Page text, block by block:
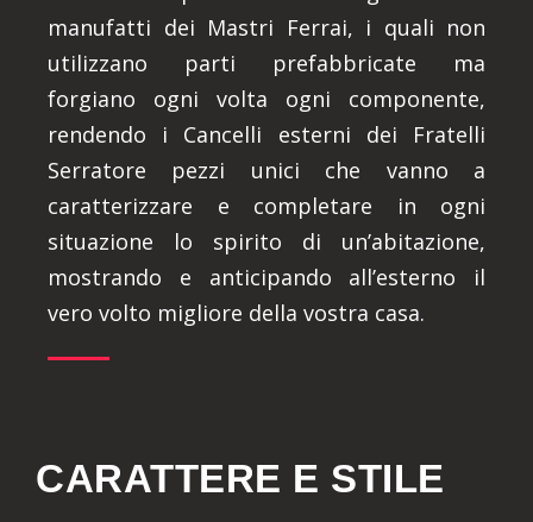
manufatti dei Mastri Ferrai, i quali non
utilizzano parti prefabbricate ma
forgiano ogni volta ogni componente,
rendendo i Cancelli esterni dei Fratelli
Serratore pezzi unici che vanno a
caratterizzare e completare in ogni
situazione lo spirito di un’abitazione,
mostrando e anticipando all’esterno il
vero volto migliore della vostra casa.
CARATTERE E STILE